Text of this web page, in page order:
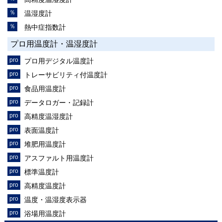
温湿度計
熱中症指数計
プロ用温度計・温湿度計
プロ用デジタル温度計
トレーサビリティ付温度計
食品用温度計
データロガー・記録計
高精度温湿度計
表面温度計
堆肥用温度計
アスファルト用温度計
標準温度計
高精度温度計
温度・温湿度表示器
浴場用温度計